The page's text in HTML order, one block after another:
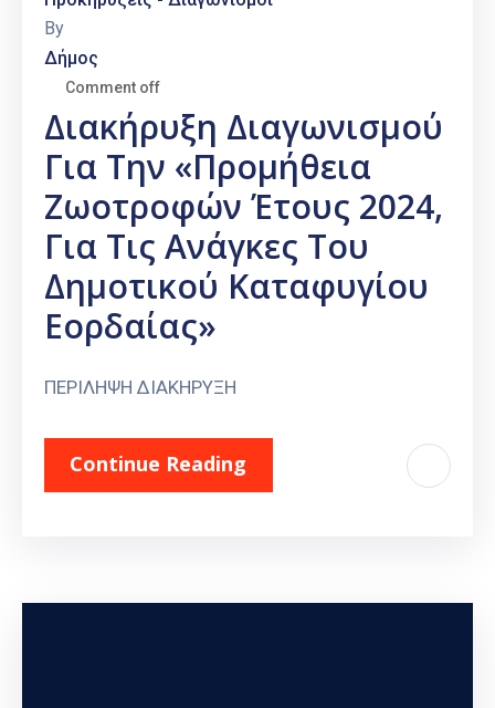
By
Δήμος
Comment off
Διακήρυξη Διαγωνισμού
Για Την «Προμήθεια
Ζωοτροφών Έτους 2024,
Για Τις Ανάγκες Του
Δημοτικού Καταφυγίου
Εορδαίας»
ΠΕΡΙΛΗΨΗ ΔΙΑΚΗΡΥΞΗ
Continue Reading